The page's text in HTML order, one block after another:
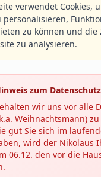
verwendet Cookies,
personalisieren,
zu können und
zu analysieren.
zum
wir uns vor alle
Weihnachtsmann)
gut Sie sich im
wird der Nikolaus
06.12. den vor die